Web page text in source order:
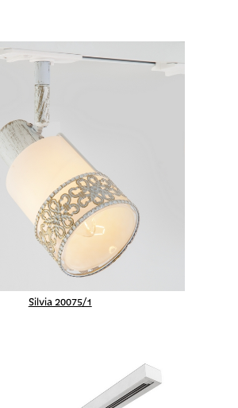
Silvia 20075/1